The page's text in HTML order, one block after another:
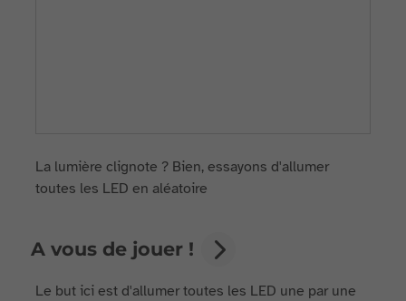
La lumière clignote ? Bien, essayons d'allumer
toutes les LED en aléatoire
A vous de jouer !
Le but ici est d'allumer toutes les LED une par une